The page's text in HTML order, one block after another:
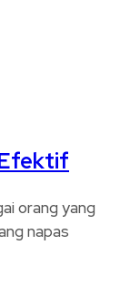
orang yang
napas